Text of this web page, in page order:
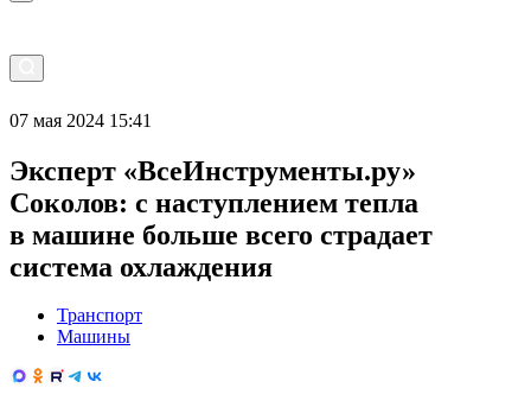
07 мая 2024 15:41
Эксперт «ВсеИнструменты.ру»
Соколов: с наступлением тепла
в машине больше всего страдает
система охлаждения
Транспорт
Машины